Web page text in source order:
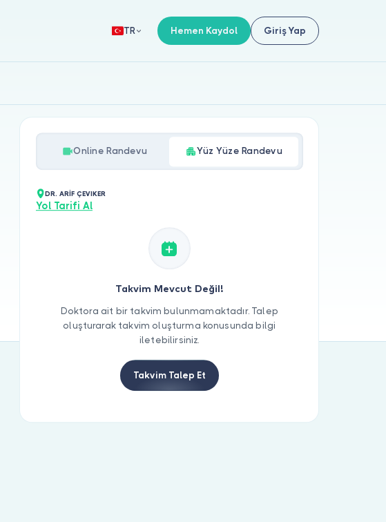
TR Hemen Kaydol Giriş Yap
Online Randevu Yüz Yüze Randevu
DR. ARİF ÇEVIKER
Yol Tarifi Al
Takvim Mevcut Değil!
Doktora ait bir takvim bulunmamaktadır. Talep
oluşturarak takvim oluşturma konusunda bilgi
iletebilirsiniz.
Takvim Talep Et